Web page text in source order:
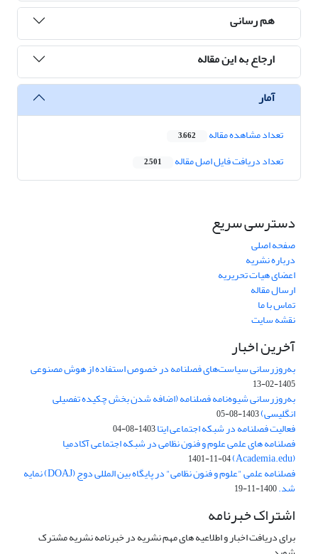
هم رسانی
ارجاع به این مقاله
آمار
تعداد مشاهده مقاله 3,662
تعداد دریافت فایل اصل مقاله 2,501
دسترسی سریع
صفحه اصلی
درباره نشریه
اعضای هیات تحریریه
ارسال مقاله
تماس با ما
نقشه سایت
آخرین اخبار
به‌روزرسانی سیاست‌های فصلنامه در خصوص استفاده از هوش مصنوعی
1405-02-13
به‌روزرسانی شیوه‌نامه فصلنامه (اضافه شدن بخش چکیده تفصیلی
انگلیسی)1403-08-05
فعالیت فصلنامه در شبکه اجتماعی ایتا1403-08-04
فصلنامه های علمی علوم و فنون نظامی در شبکه اجتماعی آکادمیا
(Academia.edu)
1401-11-04
فصلنامه علمی "علوم و فنون نظامی" در پایگاه بین المللی دوج (DOAJ) نمایه
شد.1400-11-19
اشتراک خبرنامه
برای دریافت اخبار و اطلاعیه های مهم نشریه در خبرنامه نشریه مشترک